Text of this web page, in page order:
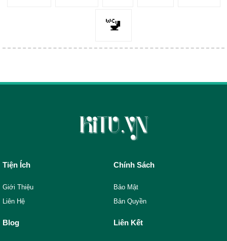
🚾
Tiện Ích
Giới Thiệu
Liên Hệ
Chính Sách
Bảo Mật
Bản Quyền
Blog Liên Kết